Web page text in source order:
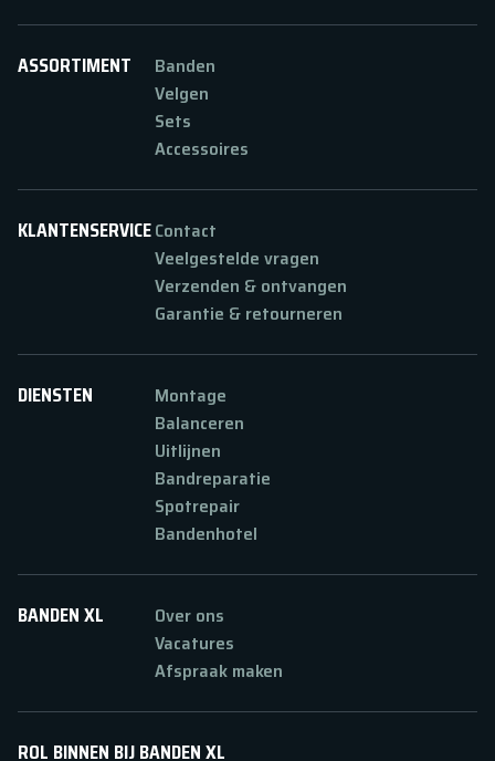
ASSORTIMENT
Banden
Velgen
Sets
Accessoires
KLANTENSERVICEContact
Veelgestelde vragen
Verzenden & ontvangen
Garantie & retourneren
DIENSTEN
Montage
Balanceren
Uitlijnen
Bandreparatie
Spotrepair
Bandenhotel
BANDEN XL
Over ons
Vacatures
Afspraak maken
ROL BINNEN BIJ BANDEN XL